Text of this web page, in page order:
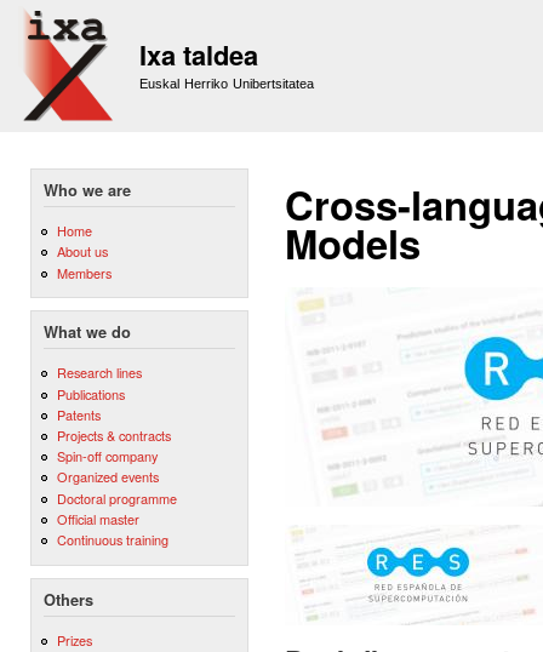
Ixa taldea
Euskal Herriko Unibertsitatea
Who we are
Home
About us
Members
What we do
Research lines
Publications
Patents
Projects & contracts
Spin-off company
Organized events
Doctoral programme
Official master
Continuous training
Others
Prizes
Cross-
Models